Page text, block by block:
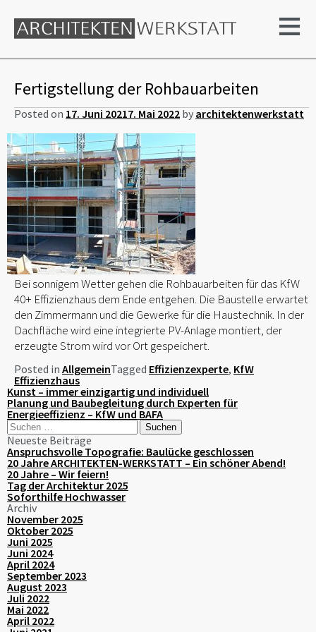
≡
Fertigstellung der Rohbauarbeiten
Posted on 17. Juni 20217. Mai 2022 by architektenwerkstatt
Bei sonnigem Wetter gehen die Rohbauarbeiten für das KfW
40+ Effizienzhaus dem Ende entgehen. Die Baustelle erwartet
den Zimmermann und die Gewerke für die Haustechnik. In der
Dachfläche wird eine integrierte PV-Anlage montiert, der
erzeugte Strom wird vor Ort gespeichert.
Posted in AllgemeinTagged Effizienzexperte, KfW
Effizienzhaus
Beitragsnavigation
Kunst – immer einzigartig und individuell
Planung und Baubegleitung durch Experten für
Energieeffizienz – KfW und BAFA
Suchen
nach:
Neueste Beiträge
Anspruchsvolle Topografie: Baulücke geschlossen
20 Jahre ARCHITEKTEN-WERKSTATT – Ein schöner Abend!
20 Jahre – Wir feiern!
Tag der Architektur 2025
Soforthilfe Hochwasser
Archiv
November 2025
Oktober 2025
Juni 2025
Juni 2024
April 2024
September 2023
August 2023
Juli 2022
Mai 2022
April 2022